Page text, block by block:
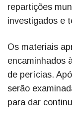
repartições
investigados e
Os materiais
encaminhados
de perícias.
serão
para dar